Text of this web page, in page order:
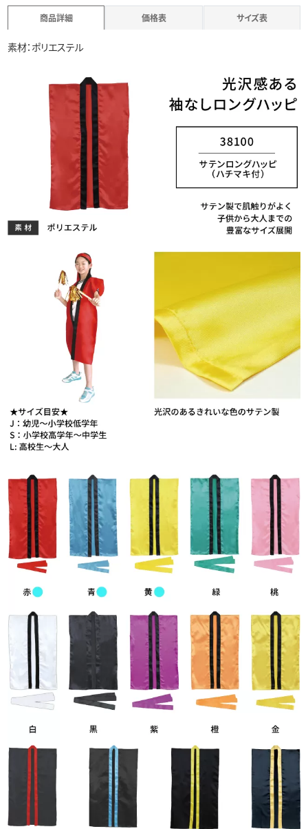
商品詳細 価格表 サイズ表
素材：ポリエステル